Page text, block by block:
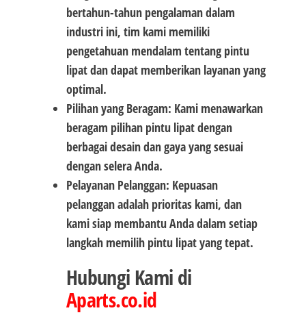
bertahun-tahun pengalaman dalam
industri ini, tim kami memiliki
pengetahuan mendalam tentang pintu
lipat dan dapat memberikan layanan yang
optimal.
Pilihan yang Beragam: Kami menawarkan
beragam pilihan pintu lipat dengan
berbagai desain dan gaya yang sesuai
dengan selera Anda.
Pelayanan Pelanggan: Kepuasan
pelanggan adalah prioritas kami, dan
kami siap membantu Anda dalam setiap
langkah memilih pintu lipat yang tepat.
Hubungi Kami di
Aparts.co.id